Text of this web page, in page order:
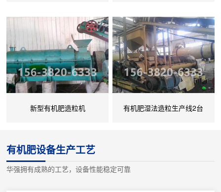
新型有机肥造粒机 有机肥湿法造粒生产线2台
有机肥设备生产工艺
华强拥有成熟的工艺，设备性能稳定可靠